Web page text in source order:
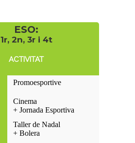
ESO:
1r, 2n, 3r i 4t
ACTIVITAT
Promoesportive
Cinema
+ Jornada Esportiva
Taller de Nadal
+ Bolera